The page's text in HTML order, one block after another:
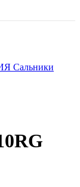
Сальники